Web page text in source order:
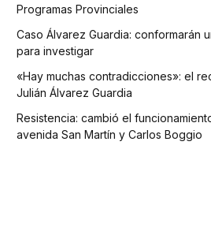
Programas Provinciales
Caso Álvarez Guardia: conformarán
para investigar
«Hay muchas contradicciones»: el
Julián Álvarez Guardia
Resistencia: cambió el
avenida San Martín y Carlos Boggio